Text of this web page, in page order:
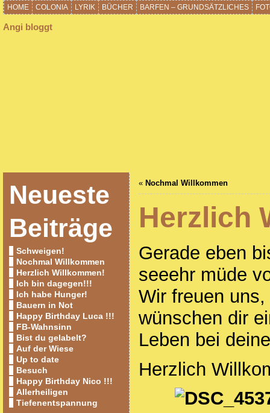
HOME COLONIA LYRIK BÜCHER BARFEN – GRUNDSÄTZLICHES
Angi bloggt
Neueste
Beiträge
Schweigen!
Nochmal Willkommen
Herzlich Willkommen!
Ich bin dagegen!!!
Ich habe Hunger!
Bauern in Not
Happy Birthday Luca !!!
FB-Wahnsinn
Bist du gelabelt?
Auf der Wiese
Up to date
Besuch
Happy Birthday Nico !!!
Allerheiligen
Tiefenentspannung
« Nochmal Willkommen
Herzlich
Gerade eben
seeehr müde
Wir freuen
wünschen dir
Leben bei
Herzlich